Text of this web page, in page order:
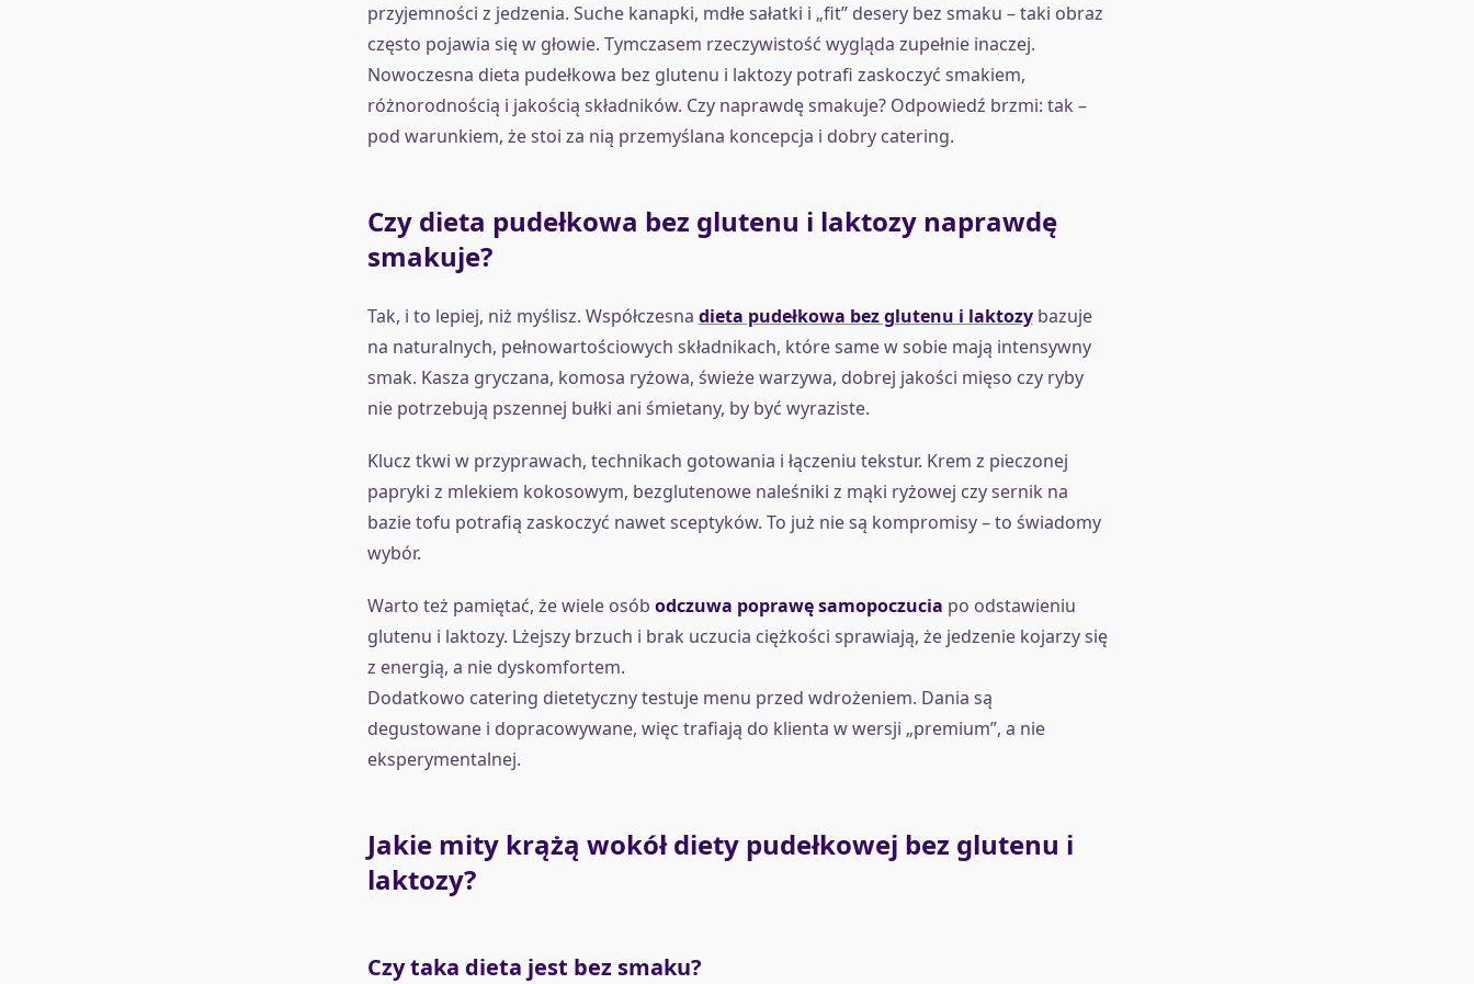
przyjemności z jedzenia. Suche kanapki, mdłe sałatki i „fit” desery bez smaku – taki obraz
często pojawia się w głowie. Tymczasem rzeczywistość wygląda zupełnie inaczej.
Nowoczesna dieta pudełkowa bez glutenu i laktozy potrafi zaskoczyć smakiem,
różnorodnością i jakością składników. Czy naprawdę smakuje? Odpowiedź brzmi: tak –
pod warunkiem, że stoi za nią przemyślana koncepcja i dobry catering.
Czy dieta pudełkowa bez glutenu i laktozy naprawdę
smakuje?
Tak, i to lepiej, niż myślisz. Współczesna dieta pudełkowa bez glutenu i laktozybazuje
na naturalnych, pełnowartościowych składnikach, które same w sobie mają intensywny
smak. Kasza gryczana, komosa ryżowa, świeże warzywa, dobrej jakości mięso czy ryby
nie potrzebują pszennej bułki ani śmietany, by być wyraziste.
Klucz tkwi w przyprawach, technikach gotowania i łączeniu tekstur. Krem z pieczonej
papryki z mlekiem kokosowym, bezglutenowe naleśniki z mąki ryżowej czy sernik na
bazie tofu potrafią zaskoczyć nawet sceptyków. To już nie są kompromisy – to świadomy
wybór.
Warto też pamiętać, że wiele osób odczuwa poprawę samopoczucia po odstawieniu
glutenu i laktozy. Lżejszy brzuch i brak uczucia ciężkości sprawiają, że jedzenie kojarzy się
z energią, a nie dyskomfortem.
Dodatkowo catering dietetyczny testuje menu przed wdrożeniem. Dania są
degustowane i dopracowywane, więc trafiają do klienta w wersji „premium”, a nie
eksperymentalnej.
Jakie mity krążą wokół diety pudełkowej bez glutenu i
laktozy?
Czy taka dieta jest bez smaku?